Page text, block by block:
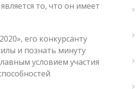
то, что он имеет
его конкурсанту
и познать минуту
условием участия